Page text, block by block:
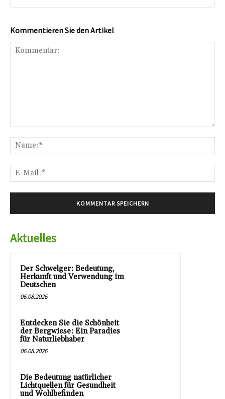
Kommentieren Sie den Artikel
Aktuelles
Der Schwelger: Bedeutung,
Herkunft und Verwendung im
Deutschen
06.08.2026
Entdecken Sie die Schönheit
der Bergwiese: Ein Paradies
für Naturliebhaber
06.08.2026
Die Bedeutung natürlicher
Lichtquellen für Gesundheit
und Wohlbefinden